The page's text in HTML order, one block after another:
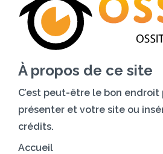
À propos de ce site
C’est peut-être le bon endroit
présenter et votre site ou
crédits.
Accueil